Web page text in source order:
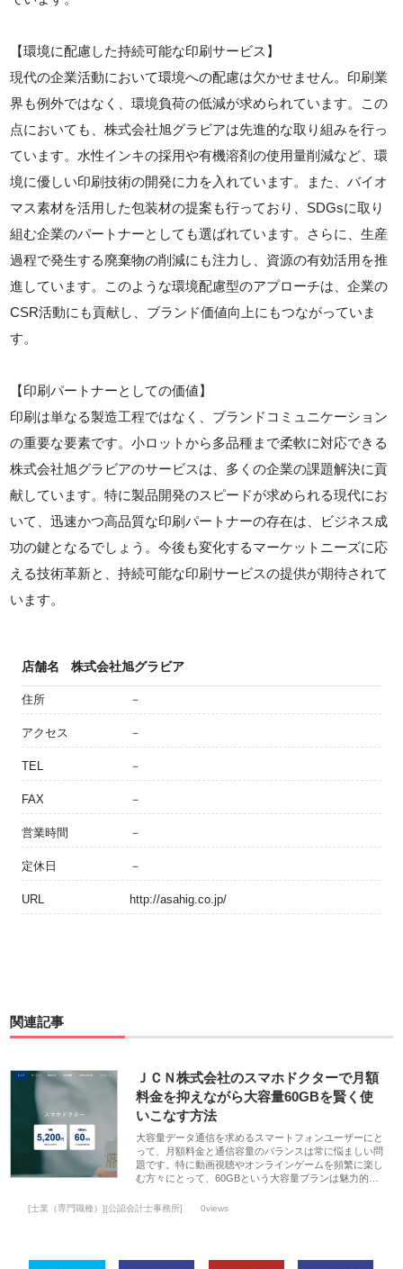
【環境に配慮した持続可能な印刷サービス】
現代の企業活動において環境への配慮は欠かせません。印刷業
界も例外ではなく、環境負荷の低減が求められています。この
点においても、株式会社旭グラビアは先進的な取り組みを行っ
ています。水性インキの採用や有機溶剤の使用量削減など、環
境に優しい印刷技術の開発に力を入れています。また、バイオ
マス素材を活用した包装材の提案も行っており、SDGsに取り
組む企業のパートナーとしても選ばれています。さらに、生産
過程で発生する廃棄物の削減にも注力し、資源の有効活用を推
進しています。このような環境配慮型のアプローチは、企業の
CSR活動にも貢献し、ブランド価値向上にもつながっていま
す。
【印刷パートナーとしての価値】
印刷は単なる製造工程ではなく、ブランドコミュニケーション
の重要な要素です。小ロットから多品種まで柔軟に対応できる
株式会社旭グラビアのサービスは、多くの企業の課題解決に貢
献しています。特に製品開発のスピードが求められる現代にお
いて、迅速かつ高品質な印刷パートナーの存在は、ビジネス成
功の鍵となるでしょう。今後も変化するマーケットニーズに応
える技術革新と、持続可能な印刷サービスの提供が期待されて
います。
店舗名 株式会社旭グラビア
住所 －
アクセス －
TEL －
FAX －
営業時間 －
定休日 －
URL http://asahig.co.jp/
関連記事
ＪＣＮ株式会社のスマホドクターで月額
料金を抑えながら大容量60GBを賢く使
いこなす方法
大容量データ通信を求めるスマートフォンユーザーにと
って、月額料金と通信容量のバランスは常に悩ましい問
題です。特に動画視聴やオンラインゲームを頻繁に楽し
む方々にとって、60GBという大容量プランは魅力的…
[士業（専門職種）][公認会計士事務所] 0views